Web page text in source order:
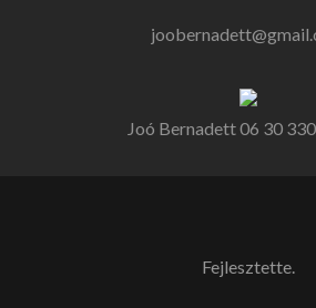
Joó Bernadett06 30
Fejlesztette.